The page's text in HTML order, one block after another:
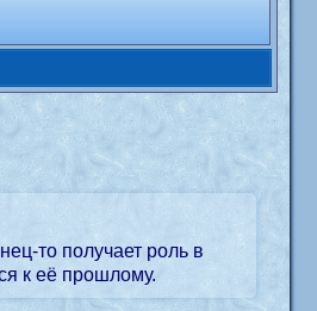
то получает роль в
к её прошлому.